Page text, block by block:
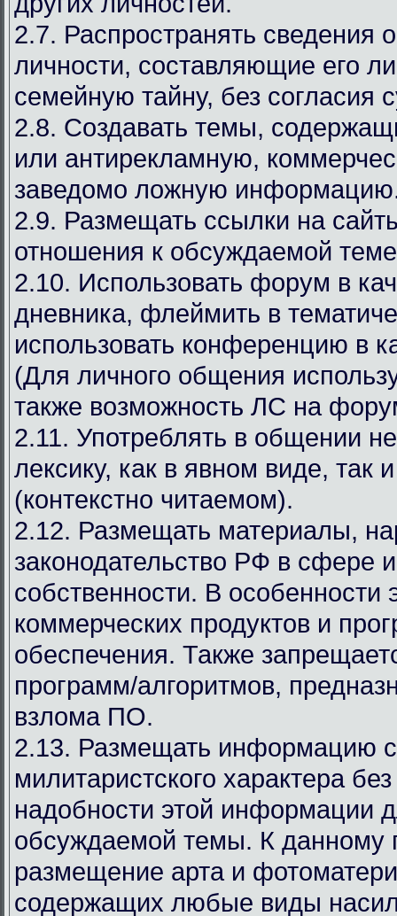
2.7. Распространять сведения
личности, составляющие его
семейную тайну, без согласия
2.8. Создавать темы,
или антирекламную,
заведомо ложную
2.9. Размещать ссылки на
отношения к обсуждаемой
2.10. Использовать форум в
дневника, флеймить в
использовать конференцию в
(Для личного общения
также возможность ЛС на
2.11. Употреблять в общении
лексику, как в явном виде, так
(контекстно читаемом).
2.12. Размещать материалы,
законодательство РФ в сфере
собственности. В особенности
коммерческих продуктов и
обеспечения. Также
программ/алгоритмов,
взлома ПО.
2.13. Размещать информацию
милитаристского характера
надобности этой информации
обсуждаемой темы. К данному
размещение арта и
содержащих любые виды